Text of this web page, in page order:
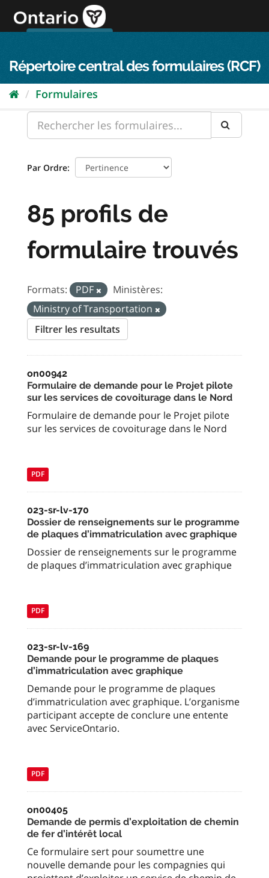
directement
au
Répertoire central des formulaires (RCF)
Formulaires
Par Ordre
85 profils de
formulaire trouvés
Formats: PDF
Ministères:
Ministry of Transportation
Filtrer les resultats
on00942
Formulaire de demande pour le Projet pilote
sur les services de covoiturage dans le Nord
Formulaire de demande pour le Projet pilote
sur les services de covoiturage dans le Nord
PDF
023-sr-lv-170
Dossier de renseignements sur le programme
de plaques d’immatriculation avec graphique
Dossier de renseignements sur le programme
de plaques d’immatriculation avec graphique
PDF
023-sr-lv-169
Demande pour le programme de plaques
d’immatriculation avec graphique
Demande pour le programme de plaques
d’immatriculation avec graphique. L’organisme
participant accepte de conclure une entente
avec ServiceOntario.
PDF
on00405
Demande de permis d’exploitation de chemin
de fer d’intérêt local
Ce formulaire sert pour soumettre une
nouvelle demande pour les compagnies qui